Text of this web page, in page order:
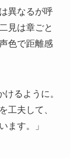
異なるが呼
見は章ごと
色で距離感
けるように。
工夫して、
ます。」